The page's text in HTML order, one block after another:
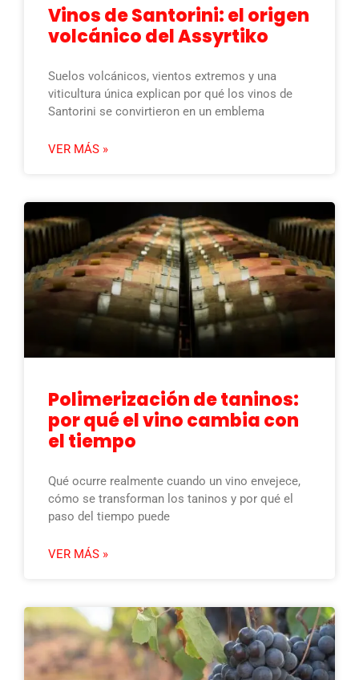
Vinos de Santorini: el origen
volcánico del Assyrtiko
Suelos volcánicos, vientos extremos y una
viticultura única explican por qué los vinos de
Santorini se convirtieron en un emblema
VER MÁS »
Polimerización de taninos:
por qué el vino cambia con
el tiempo
Qué ocurre realmente cuando un vino envejece,
cómo se transforman los taninos y por qué el
paso del tiempo puede
VER MÁS »